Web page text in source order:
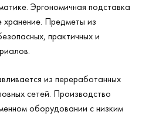
Эргономичная подставка
хранение. Предметы из
практичных и
из переработанных
сетей. Производство
оборудовании с низким